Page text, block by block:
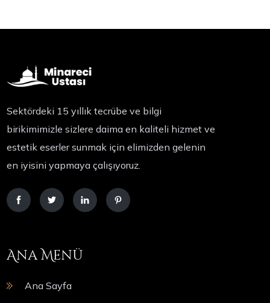
Sektördeki 15 yıllık tecrübe ve bilgi
birikimimizle sizlere daima en kaliteli hizmet ve
estetik eserler sunmak için elimizden gelenin
en iyisini yapmaya çalışıyoruz.
Ana Menü
Ana Sayfa